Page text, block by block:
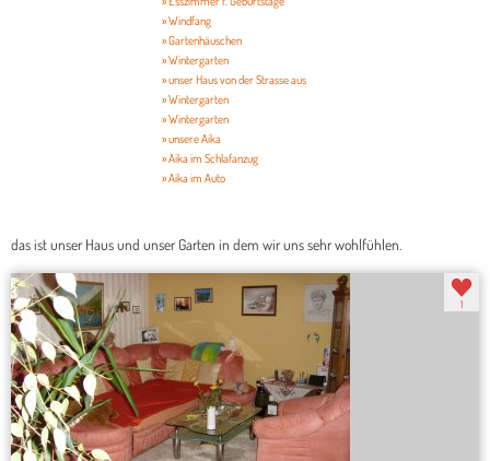
» Windfang
» Gartenhäuschen
» Wintergarten
» unser Haus von der Strasse aus
» Wintergarten
» Wintergarten
» unsere Aika
» Aika im Schlafanzug
» Aika im Auto
das ist unser Haus und unser Garten in dem wir uns sehr wohlfühlen.
1